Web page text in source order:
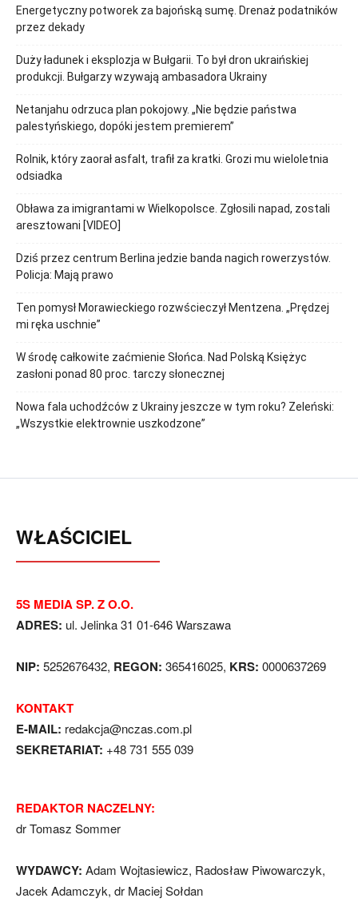
Energetyczny potworek za bajońską sumę. Drenaż podatników
przez dekady
Duży ładunek i eksplozja w Bułgarii. To był dron ukraińskiej
produkcji. Bułgarzy wzywają ambasadora Ukrainy
Netanjahu odrzuca plan pokojowy. „Nie będzie państwa
palestyńskiego, dopóki jestem premierem”
Rolnik, który zaorał asfalt, trafił za kratki. Grozi mu wieloletnia
odsiadka
Obława za imigrantami w Wielkopolsce. Zgłosili napad, zostali
aresztowani [VIDEO]
Dziś przez centrum Berlina jedzie banda nagich rowerzystów.
Policja: Mają prawo
Ten pomysł Morawieckiego rozwścieczył Mentzena. „Prędzej
mi ręka uschnie”
W środę całkowite zaćmienie Słońca. Nad Polską Księżyc
zasłoni ponad 80 proc. tarczy słonecznej
Nowa fala uchodźców z Ukrainy jeszcze w tym roku? Zeleński:
„Wszystkie elektrownie uszkodzone”
WŁAŚCICIEL
5S MEDIA SP. Z O.O.
ADRES: ul. Jelinka 31 01-646 Warszawa
NIP: 5252676432, REGON: 365416025, KRS: 0000637269
KONTAKT
E-MAIL: redakcja@nczas.com.pl
SEKRETARIAT: +48 731 555 039
REDAKTOR NACZELNY:
dr Tomasz Sommer
WYDAWCY: Adam Wojtasiewicz, Radosław Piwowarczyk,
Jacek Adamczyk, dr Maciej Sołdan